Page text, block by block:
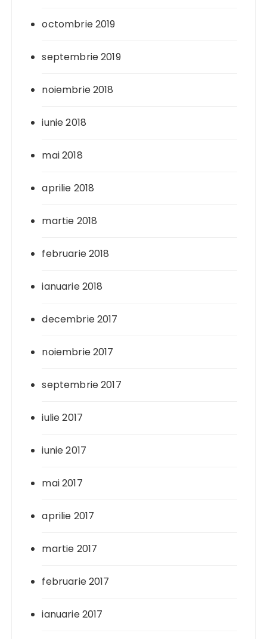
octombrie 2019
septembrie 2019
noiembrie 2018
iunie 2018
mai 2018
aprilie 2018
martie 2018
februarie 2018
ianuarie 2018
decembrie 2017
noiembrie 2017
septembrie 2017
iulie 2017
iunie 2017
mai 2017
aprilie 2017
martie 2017
februarie 2017
ianuarie 2017